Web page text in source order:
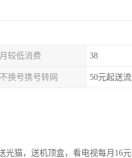
月较低消费 38
不换号携号转网 50元起送
猫，送机顶盒，看电视每月16元